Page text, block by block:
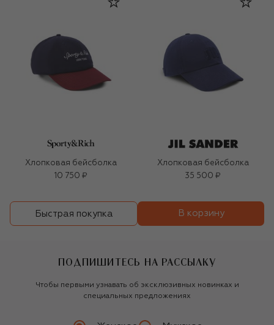
Хлопковая бейсболка
10 750 ₽
Хлопковая бейсболка
35 500 ₽
Быстрая покупка В корзину
ПОДПИШИТЕСЬ НА РАССЫЛКУ
Чтобы первыми узнавать об эксклюзивных новинках и
специальных предложениях